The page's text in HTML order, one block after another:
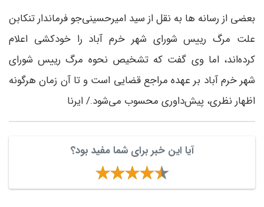
بعضی از رسانه ها به نقل از سید امیرحسینی‌جو فرماندار تنکابن
علت مرگ رییس شورای شهر خرم آباد را خودکشی اعلام
کرده‌اند، اما وی گفت که تشخیص نحوه مرگ رییس شورای
شهر خرم آباد بر عهده مراجع قضایی است و تا آن زمان هرگونه
اظهار نظری، پیش‌داوری محسوب می‌شود./ ایرنا
آیا این خبر برای شما مفید بود؟